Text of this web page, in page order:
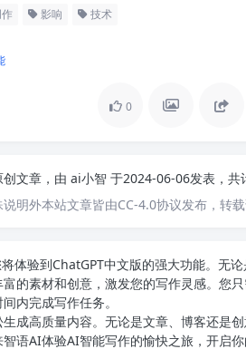
影响 技术
0
文章，由 ai小智 于2024-06-06发表，共
明外本站文章皆由CC-4.0协议发布，转载
将体验到ChatGPT中文版的强大功能。无
的素材和创意，激发您的写作灵感。您
内完成写作任务。
成高质量内容。无论是文章、博客还是
智语AI体验AI智能写作的愉快之旅，开启